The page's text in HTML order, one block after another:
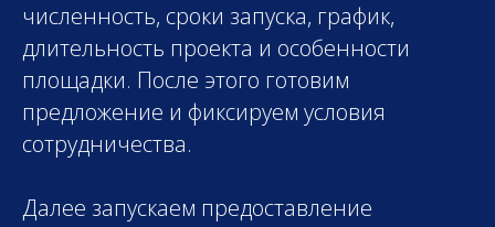
численность, сроки запуска, график,
длительность проекта и особенности
площадки. После этого готовим
предложение и фиксируем условия
сотрудничества.
Далее запускаем предоставление